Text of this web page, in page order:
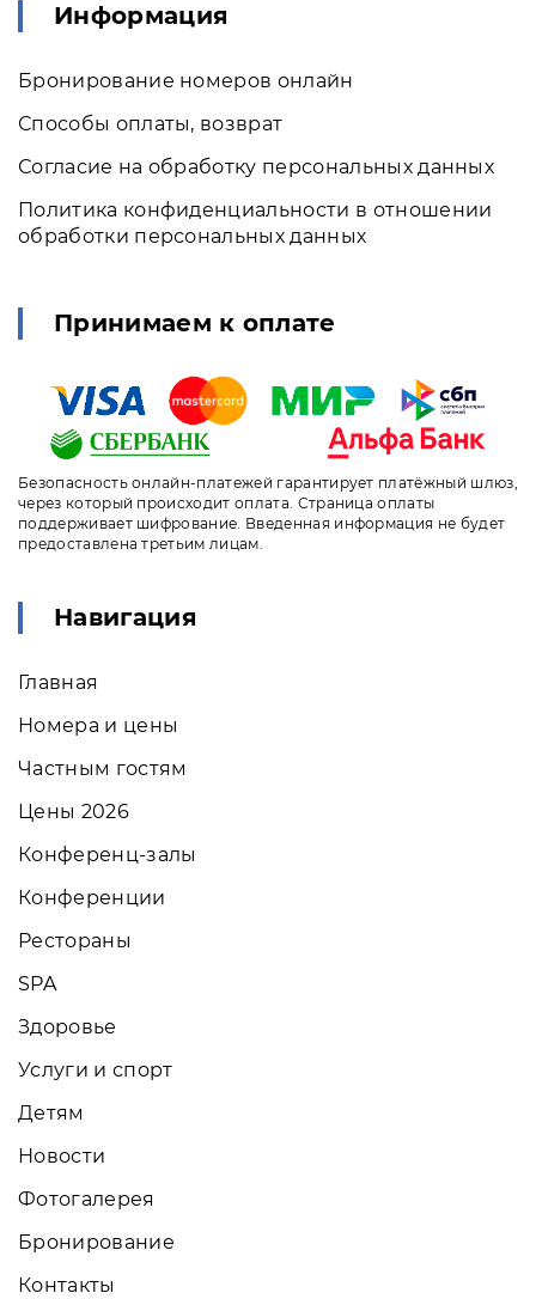
Информация
Бронирование номеров онлайн
Способы оплаты, возврат
Согласие на обработку персональных данных
Политика конфиденциальности в отношении
обработки персональных данных
Принимаем к оплате
Безопасность онлайн-платежей гарантирует платёжный шлюз,
через который происходит оплата. Страница оплаты
поддерживает шифрование. Введенная информация не будет
предоставлена третьим лицам.
Навигация
Главная
Номера и цены
Частным гостям
Цены 2026
Конференц-залы
Конференции
Рестораны
SPA
Здоровье
Услуги и спорт
Детям
Новости
Фотогалерея
Бронирование
Контакты